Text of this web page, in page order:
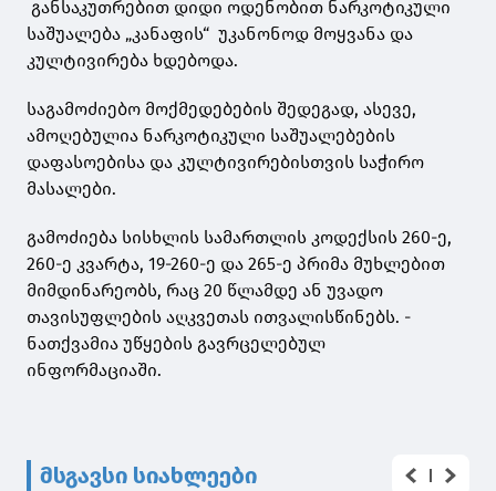
განსაკუთრებით დიდი ოდენობით ნარკოტიკული
საშუალება „კანაფის“ უკანონოდ მოყვანა და
კულტივირება ხდებოდა.
საგამოძიებო მოქმედებების შედეგად, ასევე,
ამოღებულია ნარკოტიკული საშუალებების
დაფასოებისა და კულტივირებისთვის საჭირო
მასალები.
გამოძიება სისხლის სამართლის კოდექსის 260-ე,
260-ე კვარტა, 19-260-ე და 265-ე პრიმა მუხლებით
მიმდინარეობს, რაც 20 წლამდე ან უვადო
თავისუფლების აღკვეთას ითვალისწინებს. -
ნათქვამია უწყების გავრცელებულ
ინფორმაციაში.
მსგავსი სიახლეები